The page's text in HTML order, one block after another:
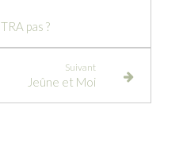
pas ?
Suivant
Jeûne et Moi